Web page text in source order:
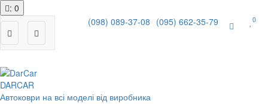
: 0
(098) 089-37-08 (095) 662-35-79 0
DARCAR
Автоковри на всі моделі від виробника